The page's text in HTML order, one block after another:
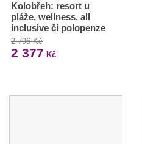
Kolobřeh: resort u
pláže, wellness, all
inclusive či polopenze
2 796 Kč
2 377 Kč